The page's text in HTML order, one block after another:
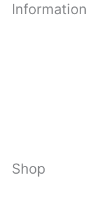
Information
Shop